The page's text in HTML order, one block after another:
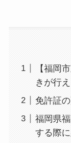
【福岡
きが行
免許証
福岡県
する際